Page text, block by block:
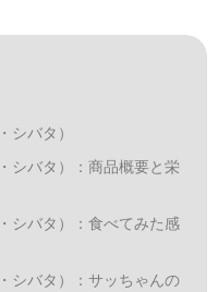
シバタ）
シバタ）：商品概要と栄
シバタ）：食べてみた感
シバタ）：サッちゃんの